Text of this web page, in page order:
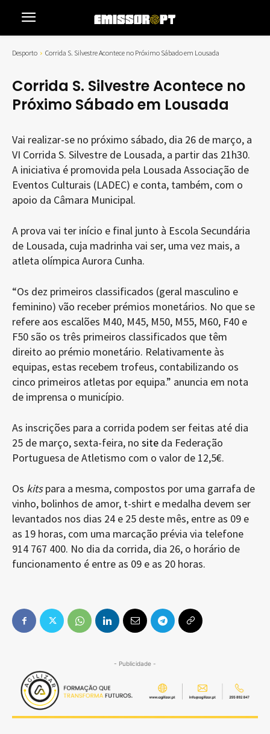
Desporto Corrida S. Silvestre Acontece no Próximo Sábado em Lousada
Corrida S. Silvestre Acontece no
Próximo Sábado em Lousada
Vai realizar-se no próximo sábado, dia 26 de março, a
VI Corrida S. Silvestre de Lousada, a partir das 21h30.
A iniciativa é promovida pela Lousada Associação de
Eventos Culturais (LADEC) e conta, também, com o
apoio da Câmara Municipal.
A prova vai ter início e final junto à Escola Secundária
de Lousada, cuja madrinha vai ser, uma vez mais, a
atleta olímpica Aurora Cunha.
“Os dez primeiros classificados (geral masculino e
feminino) vão receber prémios monetários. No que se
refere aos escalões M40, M45, M50, M55, M60, F40 e
F50 são os três primeiros classificados que têm
direito ao prémio monetário. Relativamente às
equipas, estas recebem trofeus, contabilizando os
cinco primeiros atletas por equipa.” anuncia em nota
de imprensa o município.
As inscrições para a corrida podem ser feitas até dia
25 de março, sexta-feira, no site da Federação
Portuguesa de Atletismo com o valor de 12,5€.
Os kitspara a mesma, compostos por uma garrafa de
vinho, bolinhos de amor, t-shirt e medalha devem ser
levantados nos dias 24 e 25 deste mês, entre as 09 e
as 19 horas, com uma marcação prévia via telefone
914 767 400. No dia da corrida, dia 26, o horário de
funcionamento é entre as 09 e as 20 horas.
- Publicidade -